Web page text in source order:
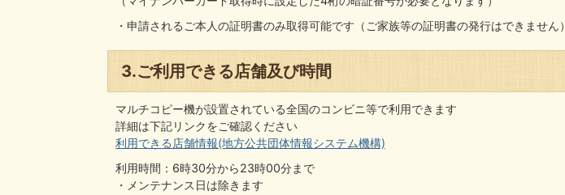
・申請されるご本人の証明書のみ取得可能です（ご家族等の証明書の発行はできません）
3.ご利用できる店舗及び時間
マルチコピー機が設置されている全国のコンビニ等で利用できます
詳細は下記リンクをご確認ください
利用できる店舗情報(地方公共団体情報システム機構)
利用時間：6時30分から23時00分まで
・メンテナンス日は除きます